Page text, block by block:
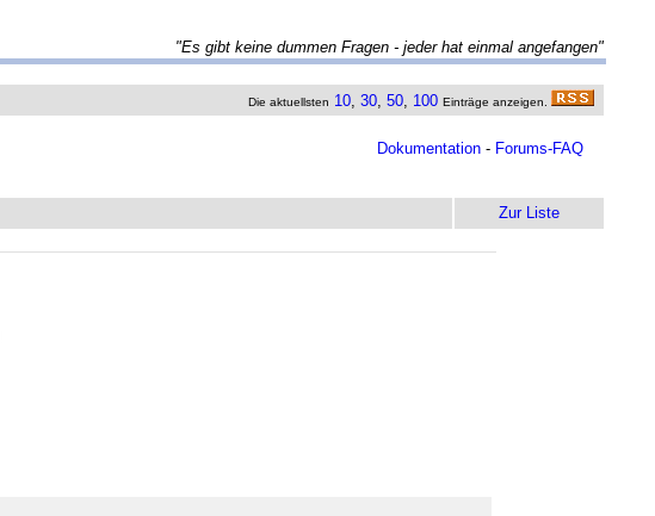
"Es gibt keine dummen Fragen - jeder hat einmal angefangen"
Die aktuellsten 10, 30, 50, 100 Einträge anzeigen.
Dokumentation - Forums-FAQ
Zur Liste